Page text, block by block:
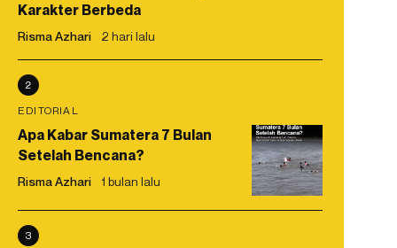
Karakter Berbeda
Risma Azhari 2 hari lalu
2
EDITORIAL
Apa Kabar Sumatera 7 Bulan
Setelah Bencana?
Risma Azhari 1 bulan lalu
3